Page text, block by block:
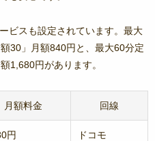
ビスも設定されています。最大
30」月額840円と、最大60分定
1,680円があります。
月額料金 回線
円 ドコモ